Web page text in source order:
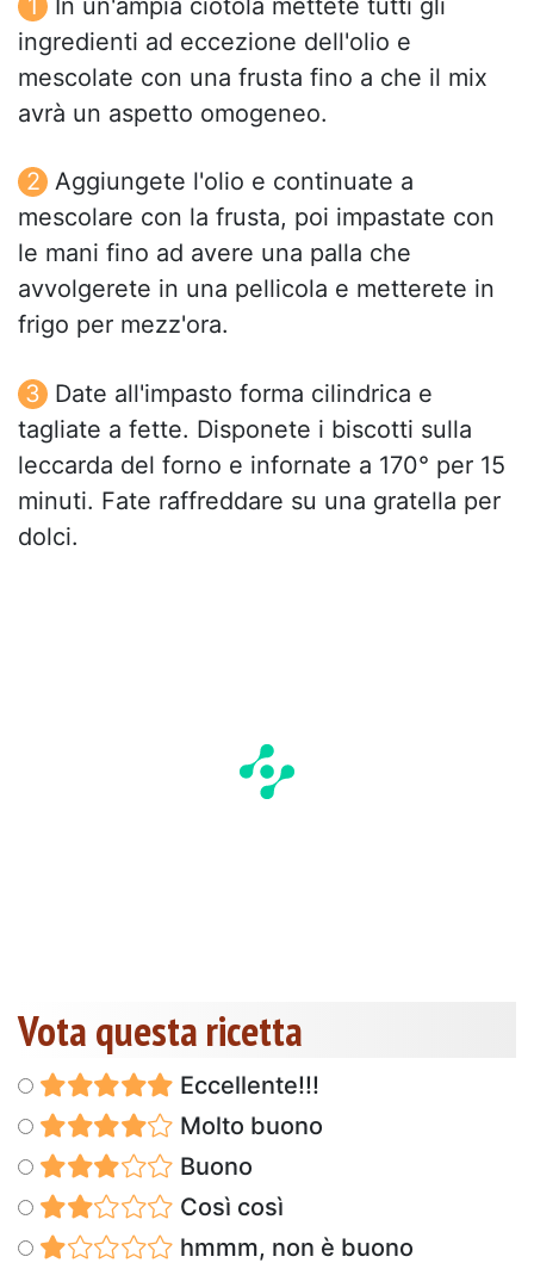
In un'ampia ciotola mettete tutti gli
ingredienti ad eccezione dell'olio e
mescolate con una frusta fino a che il mix
avrà un aspetto omogeneo.
Aggiungete l'olio e continuate a
mescolare con la frusta, poi impastate con
le mani fino ad avere una palla che
avvolgerete in una pellicola e metterete in
frigo per mezz'ora.
Date all'impasto forma cilindrica e
tagliate a fette. Disponete i biscotti sulla
leccarda del forno e infornate a 170° per 15
minuti. Fate raffreddare su una gratella per
dolci.
Vota questa ricetta
Eccellente!!!
Molto buono
Buono
Così così
hmmm, non è buono